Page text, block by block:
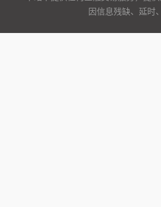
因信息残缺、延时